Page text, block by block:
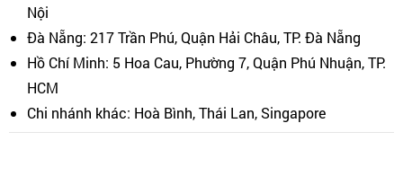
Nội
Đà Nẵng: 217 Trần Phú, Quận Hải Châu, TP. Đà Nẵng
Hồ Chí Minh: 5 Hoa Cau, Phường 7, Quận Phú Nhuận, TP.
HCM
Chi nhánh khác: Hoà Bình, Thái Lan, Singapore